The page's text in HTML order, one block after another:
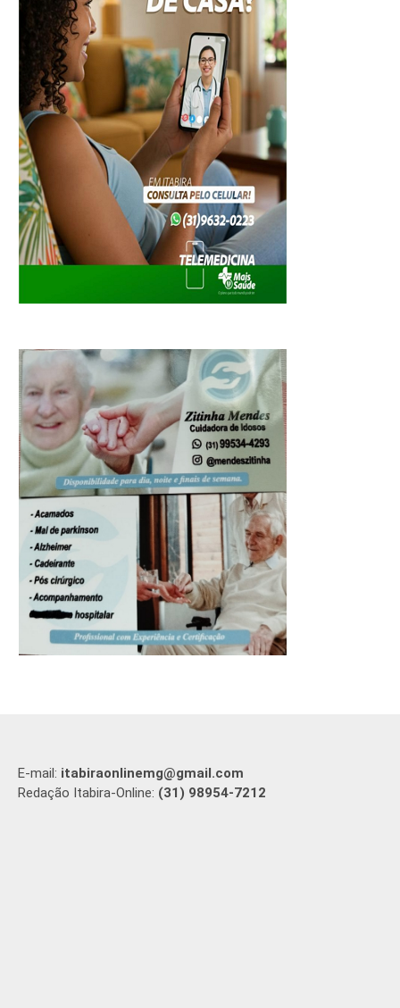
E-mail: itabiraonlinemg@gmail.com
Redação Itabira-Online: (31) 98954-7212